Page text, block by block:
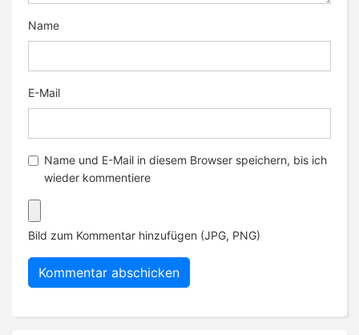
Name
E-Mail
Name und E-Mail in diesem Browser speichern, bis ich
wieder kommentiere
Bild zum Kommentar hinzufügen (JPG, PNG)